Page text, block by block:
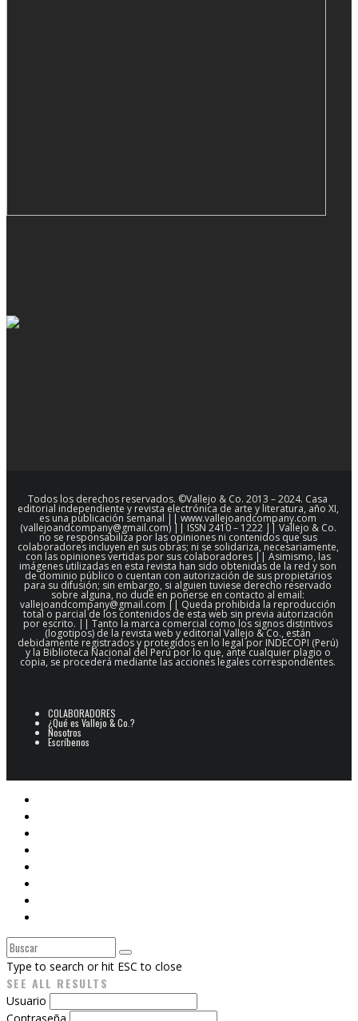
Todos los derechos reservados. ©Vallejo & Co. 2013 – 2024. Casa
editorial independiente y revista electrónica de arte y literatura, año XI,
es una publicación semanal || www.vallejoandcompany.com
(vallejoandcompany@gmail.com) || ISSN 2410 – 1222 || Vallejo & Co.
no se responsabiliza por las opiniones ni contenidos que sus
colaboradores incluyen en sus obras; ni se solidariza, necesariamente,
con las opiniones vertidas por sus colaboradores || Asimismo, las
imágenes utilizadas en esta revista han sido obtenidas de la red y son
de dominio público o cuentan con autorización de sus propietarios
para su difusión; sin embargo, si alguien tuviese derecho reservado
sobre alguna, no dude en ponerse en contacto al email:
vallejoandcompany@gmail.com || Queda prohibida la reproducción
total o parcial de los contenidos de esta web sin previa autorización
por escrito. || Tanto la marca comercial como los signos distintivos
(logotipos) de la revista web y editorial Vallejo & Co., están
debidamente registrados y protegidos en lo legal por INDECOPI (Perú)
y la Biblioteca Nacional del Perú por lo que, ante cualquier plagio o
copia, se procederá mediante las acciones legales correspondientes.
COLABORADORES
¿Qué es Vallejo & Co.?
Nosotros
Escríbenos
Type to search or hit ESC to close
SEE ALL RESULTS
Usuario